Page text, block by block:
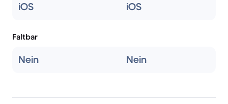
iOS iOS
Faltbar
Nein Nein